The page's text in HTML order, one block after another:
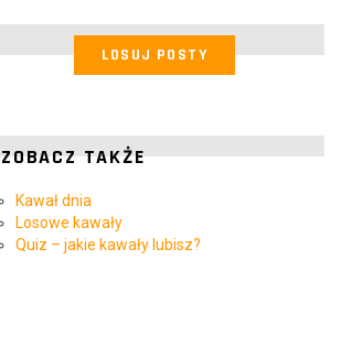
LOSUJ POSTY
ZOBACZ TAKŻE
Kawał dnia
Losowe kawały
Quiz – jakie kawały lubisz?